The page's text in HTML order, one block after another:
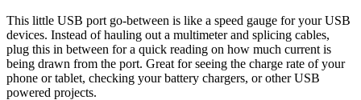
This little USB port go-between is like a speed gauge for your USB
devices. Instead of hauling out a multimeter and splicing cables,
plug this in between for a quick reading on how much current is
being drawn from the port. Great for seeing the charge rate of your
phone or tablet, checking your battery chargers, or other USB
powered projects.